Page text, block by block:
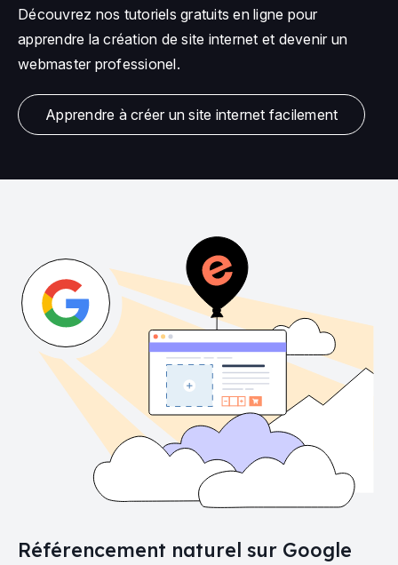
Découvrez nos tutoriels gratuits en ligne pour
apprendre la création de site internet et devenir un
webmaster professionel.
Apprendre à créer un site internet facilement
Référencement naturel sur Google